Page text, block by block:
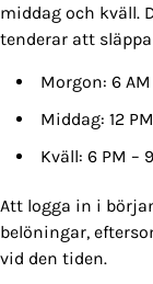
middag och kväll.
tenderar att
Morgon: 6 AM
Middag: 12
Kväll: 6 PM –
Att logga in i
belöningar,
vid den tiden.